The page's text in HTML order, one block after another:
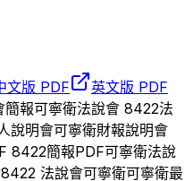
文版 PDF
英文版 PDF
簡報可寧衛法說會 8422法
說明會可寧衛財報說明會
8422簡報PDF可寧衛法說
8422 法說會可寧衛可寧衛最